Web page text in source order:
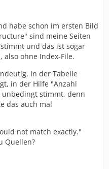
habe schon im ersten Bild
sind meine Seiten
und das ist sogar
also ohne Index-File.
In der Tabelle
in der Hilfe "Anzahl
unbedingt stimmt, denn
das auch mal
not match exactly."
Quellen?